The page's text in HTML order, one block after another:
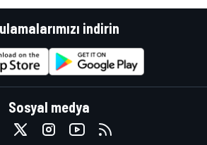
indirin
Sosyal medya